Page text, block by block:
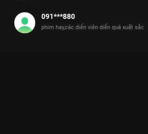
091***880
phim hay,các diển viên diển quá xuất sắc